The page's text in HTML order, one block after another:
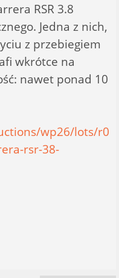
RSR 3.8
Jedna z nich,
z przebiegiem
wkrótce na
nawet ponad 10
wp26/lots/r0
rsr-38-